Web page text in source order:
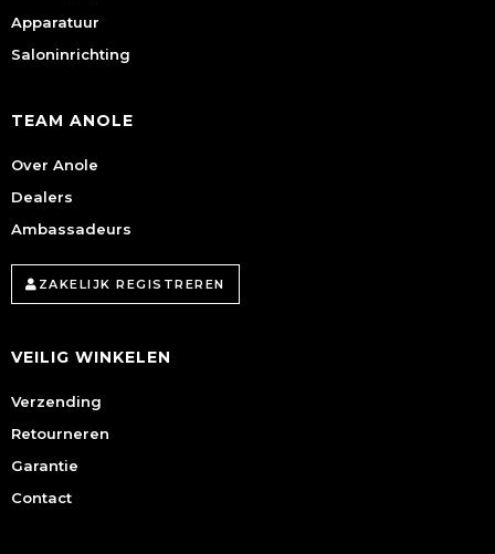
Apparatuur
Saloninrichting
TEAM ANOLE
Over Anole
Dealers
Ambassadeurs
ZAKELIJK REGISTREREN
VEILIG WINKELEN
Verzending
Retourneren
Garantie
Contact